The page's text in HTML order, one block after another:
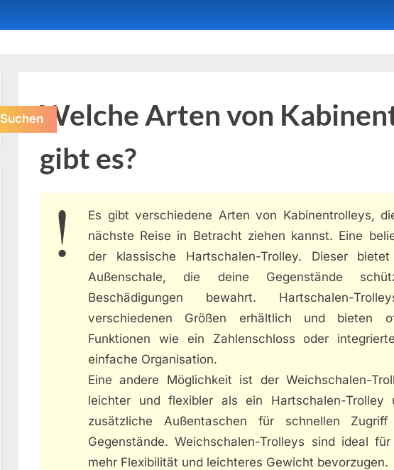
Welche Arten von
gibt es?
Es gibt verschiedene Arten von Kabinentrolleys,
nächste Reise in Betracht ziehen kannst. Eine
der klassische Hartschalen-Trolley. Dieser
Außenschale, die deine Gegenstände
Beschädigungen bewahrt. Hartschalen-
verschiedenen Größen erhältlich und bieten
Funktionen wie ein Zahlenschloss oder
einfache Organisation.
Eine andere Möglichkeit ist der Weichschalen-
leichter und flexibler als ein Hartschalen-Trolley
zusätzliche Außentaschen für schnellen
Gegenstände. Weichschalen-Trolleys sind ideal
mehr Flexibilität und leichteres Gewicht bevorzugen.
Suchen